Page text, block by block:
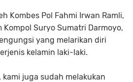
Kombes Pol Fahmi Irwan Ramli,
Suryo Sumatri Darmoyo,
yang melarikan diri
kelamin laki-laki.
kami juga sudah melakukan